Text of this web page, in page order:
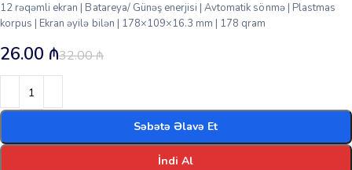
12 rəqəmli ekran | Batareya/ Günəş enerjisi | Avtomatik sönmə | Plastmas
korpus | Ekran əyilə bilən | 178×109×16.3 mm | 178 qram
32.00₼
26.00 ₼
Səbətə Əlavə Et
İndi Al